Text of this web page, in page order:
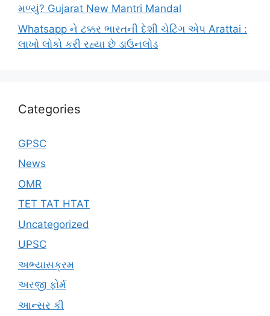
મળ્યું? Gujarat New Mantri Mandal
Whatsapp ને ટક્કર ભારતની દેશી ચેટિંગ એપ Arattai :
લાખો લોકો કરી રહ્યા છે ડાઉનલોડ
Categories
GPSC
News
OMR
TET TAT HTAT
Uncategorized
UPSC
અભ્યાસક્રમ
અરજી ફોર્મ
આન્સર કી